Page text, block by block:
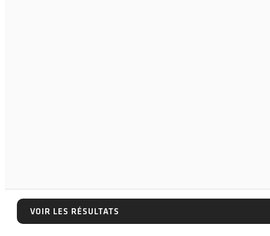
VOIR LES RÉSULTATS
VOIR LES RÉSULTATS